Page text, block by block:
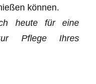
können.
heute für eine
Pflege Ihres